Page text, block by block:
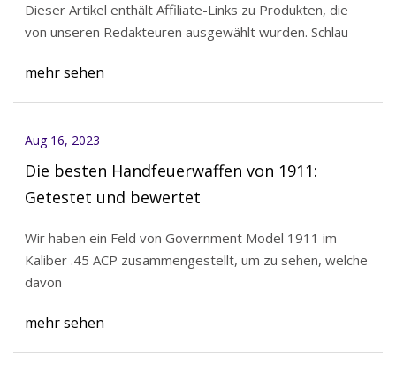
Dieser Artikel enthält Affiliate-Links zu Produkten, die
von unseren Redakteuren ausgewählt wurden. Schlau
mehr sehen
Aug 16, 2023
Die besten Handfeuerwaffen von 1911:
Getestet und bewertet
Wir haben ein Feld von Government Model 1911 im
Kaliber .45 ACP zusammengestellt, um zu sehen, welche
davon
mehr sehen